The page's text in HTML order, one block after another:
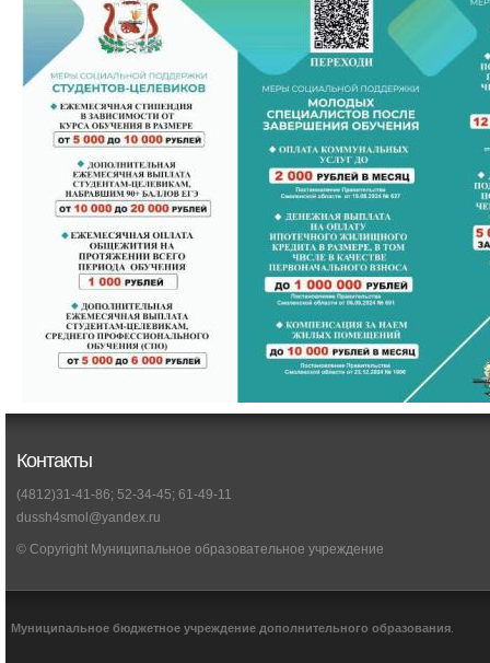
Контакты
(4812)31-41-86; 52-34-45; 61-49-11
dussh4smol@yandex.ru
© Copyright Муниципальное образовательное учреждение
Муниципальное бюджетное учреждение дополнительного образования